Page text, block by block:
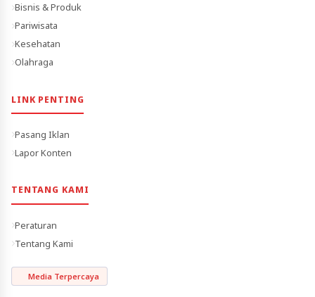
Bisnis & Produk
Pariwisata
Kesehatan
Olahraga
LINK PENTING
Pasang Iklan
Lapor Konten
TENTANG KAMI
Peraturan
Tentang Kami
Media Terpercaya